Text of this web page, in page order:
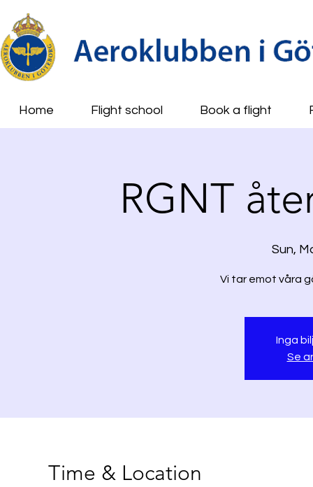
Home Flight school Book a flight
RGNT
Sun,
Vi tar emot våra
Inga
Se
Time & Location